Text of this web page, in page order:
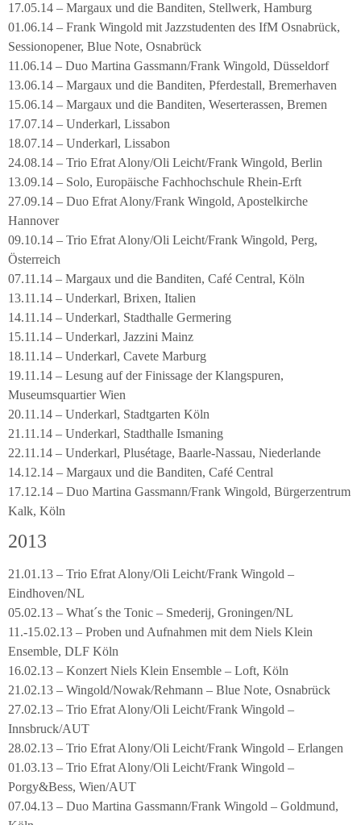
17.05.14 – Margaux und die Banditen, Stellwerk, Hamburg
01.06.14 – Frank Wingold mit Jazzstudenten des IfM Osnabrück,
Sessionopener, Blue Note, Osnabrück
11.06.14 – Duo Martina Gassmann/Frank Wingold, Düsseldorf
13.06.14 – Margaux und die Banditen, Pferdestall, Bremerhaven
15.06.14 – Margaux und die Banditen, Weserterassen, Bremen
17.07.14 – Underkarl, Lissabon
18.07.14 – Underkarl, Lissabon
24.08.14 – Trio Efrat Alony/Oli Leicht/Frank Wingold, Berlin
13.09.14 – Solo, Europäische Fachhochschule Rhein-Erft
27.09.14 – Duo Efrat Alony/Frank Wingold, Apostelkirche
Hannover
09.10.14 – Trio Efrat Alony/Oli Leicht/Frank Wingold, Perg,
Österreich
07.11.14 – Margaux und die Banditen, Café Central, Köln
13.11.14 – Underkarl, Brixen, Italien
14.11.14 – Underkarl, Stadthalle Germering
15.11.14 – Underkarl, Jazzini Mainz
18.11.14 – Underkarl, Cavete Marburg
19.11.14 – Lesung auf der Finissage der Klangspuren,
Museumsquartier Wien
20.11.14 – Underkarl, Stadtgarten Köln
21.11.14 – Underkarl, Stadthalle Ismaning
22.11.14 – Underkarl, Plusétage, Baarle-Nassau, Niederlande
14.12.14 – Margaux und die Banditen, Café Central
17.12.14 – Duo Martina Gassmann/Frank Wingold, Bürgerzentrum
Kalk, Köln
2013
21.01.13 – Trio Efrat Alony/Oli Leicht/Frank Wingold –
Eindhoven/NL
05.02.13 – What´s the Tonic – Smederij, Groningen/NL
11.-15.02.13 – Proben und Aufnahmen mit dem Niels Klein
Ensemble, DLF Köln
16.02.13 – Konzert Niels Klein Ensemble – Loft, Köln
21.02.13 – Wingold/Nowak/Rehmann – Blue Note, Osnabrück
27.02.13 – Trio Efrat Alony/Oli Leicht/Frank Wingold –
Innsbruck/AUT
28.02.13 – Trio Efrat Alony/Oli Leicht/Frank Wingold – Erlangen
01.03.13 – Trio Efrat Alony/Oli Leicht/Frank Wingold –
Porgy&Bess, Wien/AUT
07.04.13 – Duo Martina Gassmann/Frank Wingold – Goldmund,